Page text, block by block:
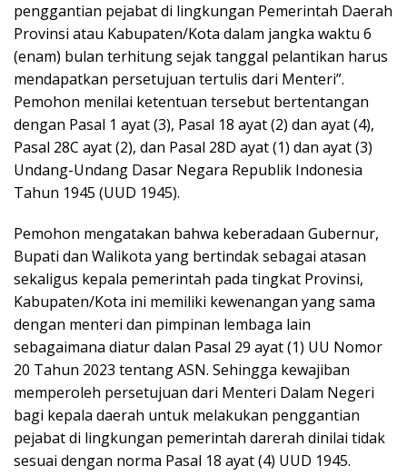
penggantian pejabat di lingkungan Pemerintah Daerah
Provinsi atau Kabupaten/Kota dalam jangka waktu 6
(enam) bulan terhitung sejak tanggal pelantikan harus
mendapatkan persetujuan tertulis dari Menteri”.
Pemohon menilai ketentuan tersebut bertentangan
dengan Pasal 1 ayat (3), Pasal 18 ayat (2) dan ayat (4),
Pasal 28C ayat (2), dan Pasal 28D ayat (1) dan ayat (3)
Undang-Undang Dasar Negara Republik Indonesia
Tahun 1945 (UUD 1945).
Pemohon mengatakan bahwa keberadaan Gubernur,
Bupati dan Walikota yang bertindak sebagai atasan
sekaligus kepala pemerintah pada tingkat Provinsi,
Kabupaten/Kota ini memiliki kewenangan yang sama
dengan menteri dan pimpinan lembaga lain
sebagaimana diatur dalan Pasal 29 ayat (1) UU Nomor
20 Tahun 2023 tentang ASN. Sehingga kewajiban
memperoleh persetujuan dari Menteri Dalam Negeri
bagi kepala daerah untuk melakukan penggantian
pejabat di lingkungan pemerintah darerah dinilai tidak
sesuai dengan norma Pasal 18 ayat (4) UUD 1945.